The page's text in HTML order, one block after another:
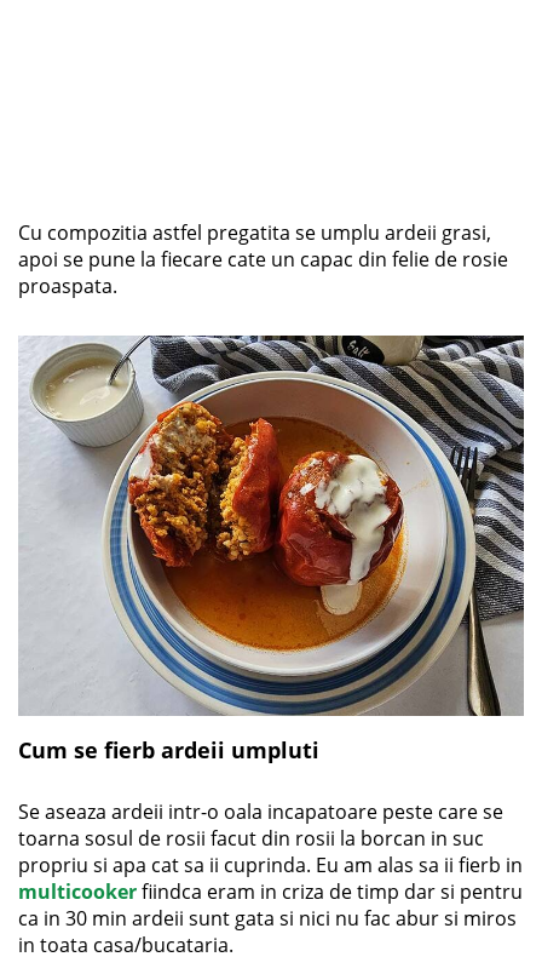
Cu compozitia astfel pregatita se umplu ardeii grasi,
apoi se pune la fiecare cate un capac din felie de rosie
proaspata.
Cum se fierb ardeii umpluti
Se aseaza ardeii intr-o oala incapatoare peste care se
toarna sosul de rosii facut din rosii la borcan in suc
propriu si apa cat sa ii cuprinda. Eu am alas sa ii fierb in
multicookerfiindca eram in criza de timp dar si pentru
ca in 30 min ardeii sunt gata si nici nu fac abur si miros
in toata casa/bucataria.